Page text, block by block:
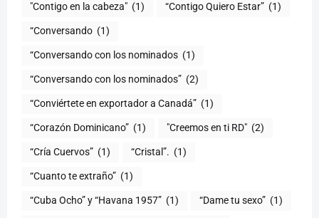
"Contigo en la cabeza" (1) “Contigo Quiero Estar” (1)
“Conversando (1)
“Conversando con los nominados (1)
“Conversando con los nominados” (2)
“Conviértete en exportador a Canadá” (1)
“Corazón Dominicano” (1) "Creemos en ti RD" (2)
“Cría Cuervos” (1) “Cristal”. (1)
“Cuanto te extraño” (1)
“Cuba Ocho” y “Havana 1957” (1) “Dame tu sexo” (1)